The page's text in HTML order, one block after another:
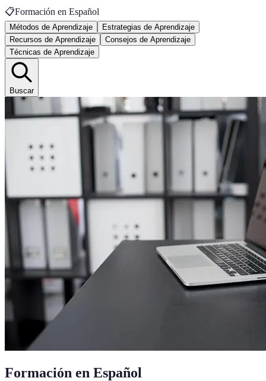
📋Formación en Español
Métodos de Aprendizaje
Estrategias de Aprendizaje
Recursos de Aprendizaje
Consejos de Aprendizaje
Técnicas de Aprendizaje
Buscar
Formación en Español